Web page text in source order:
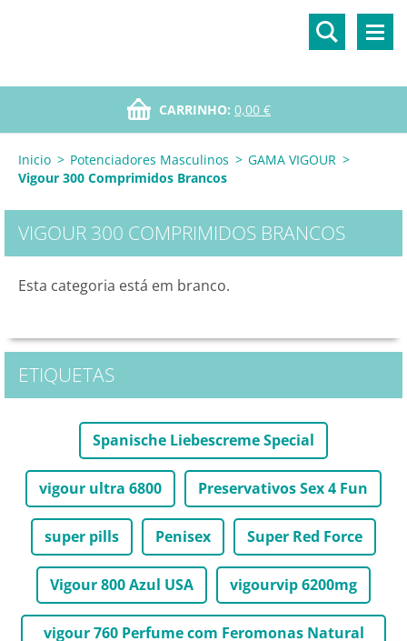
CARRINHO: 0,00 €
Inicio > Potenciadores Masculinos > GAMA VIGOUR >
Vigour 300 Comprimidos Brancos
VIGOUR 300 COMPRIMIDOS BRANCOS
Esta categoria está em branco.
ETIQUETAS
Spanische Liebescreme Special
vigour ultra 6800 Preservativos Sex 4 Fun
super pills Penisex Super Red Force
Vigour 800 Azul USA vigourvip 6200mg
vigour 760 Perfume com Feromonas Natural